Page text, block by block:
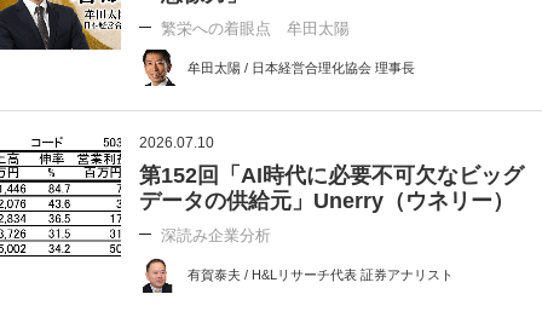
繁栄への着眼点 牟田太陽
牟田太陽 / 日本経営合理化協会 理事長
2026.07.10
第152回「AI時代に必要不可欠なビッグ
データの供給元」Unerry（ウネリー）
深読み企業分析
有賀泰夫 / H&Lリサーチ代表 証券アナリスト